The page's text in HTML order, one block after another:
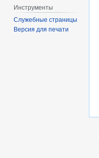
Инструменты
Служебные страницы
Версия для печати